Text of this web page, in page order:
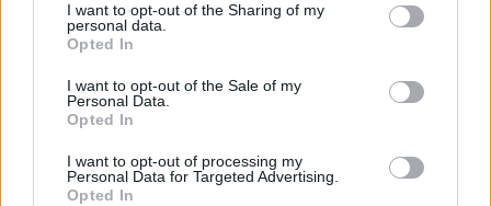
I want to opt-out of the Sharing of my
personal data.
Opted In
I want to opt-out of the Sale of my
Personal Data.
Opted In
I want to opt-out of processing my
Personal Data for Targeted Advertising.
Opted In